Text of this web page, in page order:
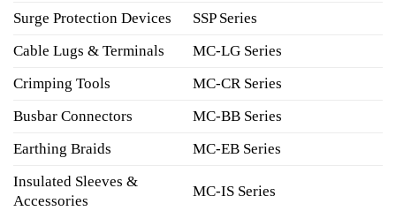
Surge Protection Devices
SSP Series
Cable Lugs & Terminals
MC-LG Series
Crimping Tools
MC-CR Series
Busbar Connectors
MC-BB Series
Earthing Braids
MC-EB Series
Insulated Sleeves &
Accessories
MC-IS Series